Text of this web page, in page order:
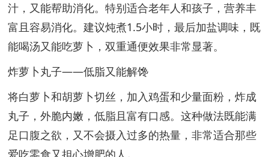
汁，又能帮助消化。特别适合老年人和孩子，营养丰
富且容易消化。建议炖煮1.5小时，最后加盐调味，既
能喝汤又能吃萝卜，双重通便效果非常显著。
炸萝卜丸子——低脂又能解馋
将白萝卜和胡萝卜切丝，加入鸡蛋和少量面粉，炸成
丸子，外脆内嫩，低脂且富有口感。这种做法既能满
足口腹之欲，又不会摄入过多的热量，非常适合那些
爱吃零食又担心增肥的人。